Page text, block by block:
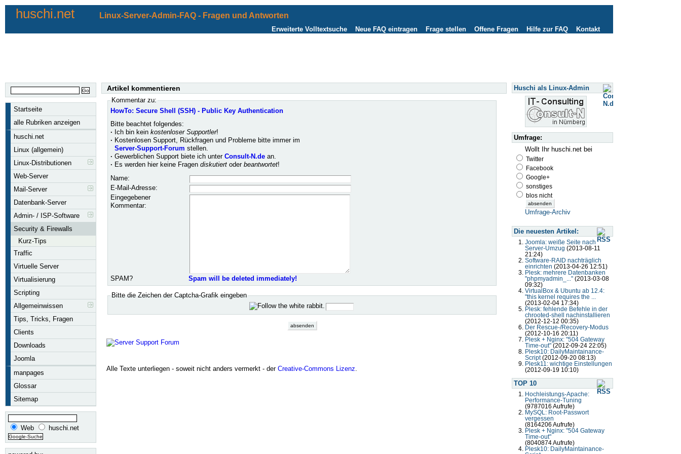
huschi.net Linux-Server-Admin-FAQ - Fragen und Antworten
Kontakt
Hilfe zur FAQ
Offene Fragen
Frage stellen
Neue FAQ eintragen
Erweiterte Volltextsuche
Startseite
alle Rubriken anzeigen
huschi.net
Linux (allgemein)
Linux-Distributionen
Web-Server
Mail-Server
Datenbank-Server
Admin- / ISP-Software
Security & Firewalls
Kurz-Tips
Traffic
Virtuelle Server
Virtualisierung
Scripting
Allgemeinwissen
Tips, Tricks, Fragen
Clients
Downloads
Joomla
manpages
Glossar
Sitemap
Web huschi.net
Huschi als Linux-Admin
Umfrage:
Wollt Ihr huschi.net bei
Twitter
Facebook
Google+
sonstiges
blos nicht
Umfrage-Archiv
Die neuesten Artikel:
Joomla: weiße Seite nach
Server-Umzug (2013-08-11
21:24)
Software-RAID nachträglich
einrichten (2013-04-26 12:51)
Plesk: mehrere Datenbanken
"phpmyadmin_..."(2013-03-08
09:32)
VirtualBox & Ubuntu ab 12.4:
"this kernel requires the ...
(2013-02-04 17:34)
Plesk: fehlende Befehle in der
chrooted-shell nachinstallieren
(2012-12-12 00:35)
Der Rescue-/Recovery-Modus
(2012-10-16 20:11)
Plesk + Nginx: "504 Gateway
Time-out"(2012-09-24 22:05)
Plesk10: DailyMaintainance-
Script(2012-09-20 08:13)
Plesk11: wichtige Einstellungen
(2012-09-19 10:10)
TOP 10
Hochleistungs-Apache:
Performance-Tuning
(9787016 Aufrufe)
MySQL: Root-Passwort
vergessen
(8164206 Aufrufe)
Plesk + Nginx: "504 Gateway
Time-out"
(8040874 Aufrufe)
Plesk10: DailyMaintainance-
Artikel kommentieren
Kommentar zu:
HowTo: Secure Shell (SSH) - Public Key Authentication
Bitte beachtet folgendes:
· Ich bin keinkostenloser Supportler!
· Kostenlosen Support, Rückfragen und Probleme bitte immer im
Server-Support-Forum stellen.
· Gewerblichen Support biete ich unterConsult-N.de an.
· Es werden hier keine Fragendiskutiert oderbeantwortet!
Name:
E-Mail-Adresse:
Eingegebener
Kommentar:
SPAM? Spam will be deleted immediately!
Bitte die Zeichen der Captcha-Grafik eingeben
Alle Texte unterliegen - soweit nicht anders vermerkt - der Creative-Commons Lizenz.